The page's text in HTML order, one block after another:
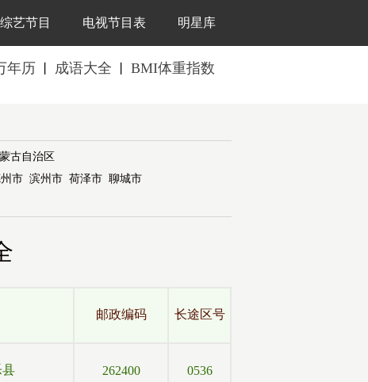
明星库
电视节目表
综艺节目
年历 成语大全 BMI体重指数
古自治区
市 滨州市 荷泽市 聊城市
邮政编码 长途区号
县 262400 0536